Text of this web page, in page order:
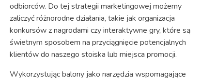
odbiorców. Do tej strategii marketingowej możemy
zaliczyć różnorodne działania, takie jak organizacja
konkursów z nagrodami czy interaktywne gry, które są
świetnym sposobem na przyciągnięcie potencjalnych
klientów do naszego stoiska lub miejsca promocji.
Wykorzystując balony jako narzędzia wspomagające